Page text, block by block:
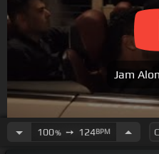
Jam
100%➙ 124BPM